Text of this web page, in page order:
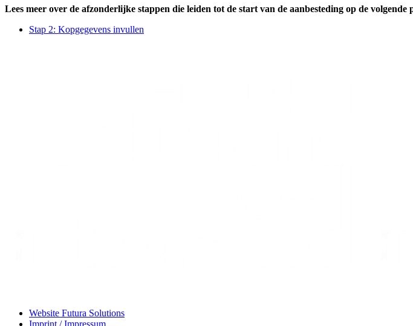
Lees meer over de afzonderlijke stappen die leiden tot de start van de aanbesteding op de volgende
Stap 2: Kopgegevens invullen
Website Futura Solutions
Imprint / Impressum